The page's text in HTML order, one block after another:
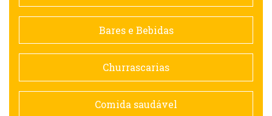
Contemporânea
Doceria
Espanhola
Bares e Bebidas
Churrascarias
Comida saudável